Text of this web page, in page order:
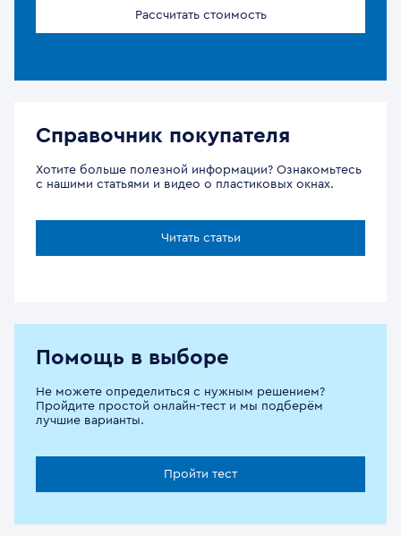
Рассчитать стоимость
Справочник покупателя
Хотите больше полезной информации? Ознакомьтесь
с нашими статьями и видео о пластиковых окнах.
Читать статьи
Помощь в выборе
Не можете определиться с нужным решением?
Пройдите простой онлайн-тест и мы подберём
лучшие варианты.
Пройти тест